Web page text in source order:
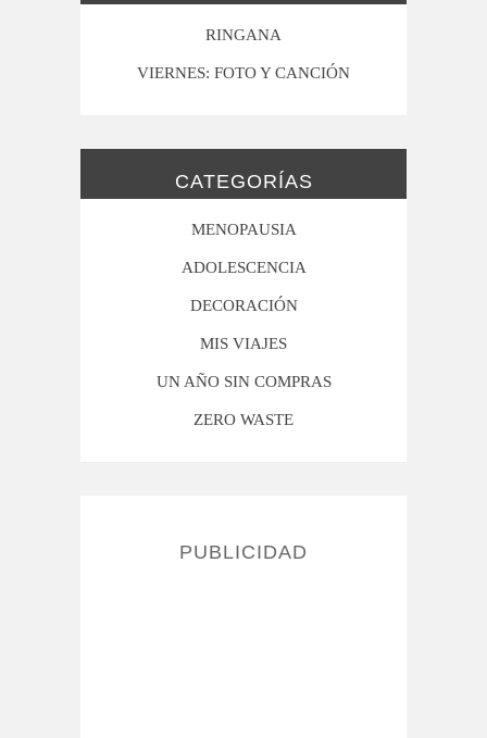
RINGANA
VIERNES: FOTO Y CANCIÓN
CATEGORÍAS
MENOPAUSIA
ADOLESCENCIA
DECORACIÓN
MIS VIAJES
UN AÑO SIN COMPRAS
ZERO WASTE
PUBLICIDAD